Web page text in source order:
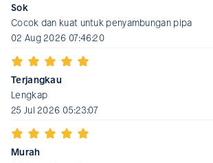
Sok
Cocok dan kuat untuk penyambungan pipa
02 Aug 2026 07:46:20
Terjangkau
Lengkap
25 Jul 2026 05:23:07
Murah